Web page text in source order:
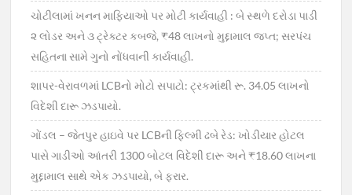
ચોટીલામાં ખનન માફિયાઓ પર મોટી કાર્યવાહી : બે સ્થળે દરોડા પાડી
૨ લોડર અને ૩ ટ્રેક્ટર કબજે, ₹48 લાખનો મુદ્દામાલ જપ્ત; સરપંચ
સહિતના સામે ગુનો નોંધવાની કાર્યવાહી.
શાપર-વેરાવળમાં LCBનો મોટો સપાટો: ટ્રકમાંથી રૂ. 34.05 લાખનો
વિદેશી દારૂ ઝડપાયો.
ગોંડલ – જેતપુર હાઇવે પર LCBની ફિલ્મી ઢબે રેડ: ખોડીયાર હોટલ
પાસે ગાડીઓ આંતરી 1300 બોટલ વિદેશી દારૂ અને ₹18.60 લાખના
મુદ્દામાલ સાથે એક ઝડપાયો, બે ફરાર.